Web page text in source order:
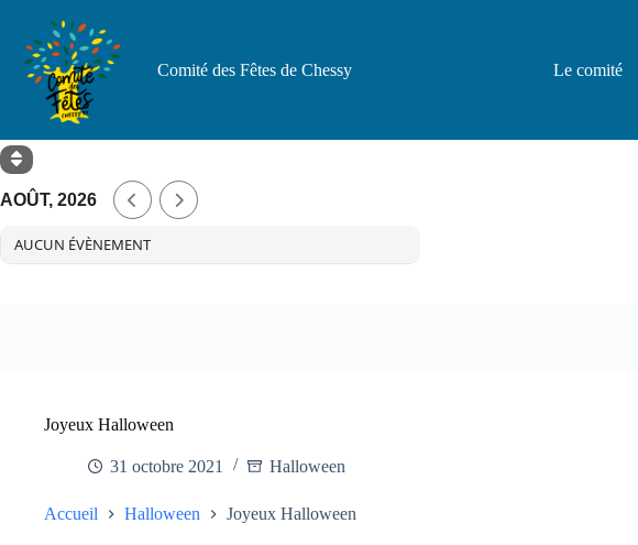
contenu
Comité des Fêtes de Chessy
Le comité
AOÛT, 2026
AUCUN ÉVÈNEMENT
Joyeux Halloween
31 octobre 2021 Halloween
Accueil Halloween Joyeux Halloween